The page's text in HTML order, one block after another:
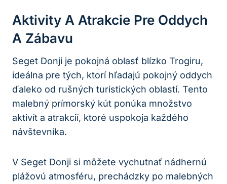
Aktivity A Atrakcie Pre Oddych
A Zábavu
Seget Donji je pokojná oblasť blízko Trogiru,
ideálna pre tých, ktorí hľadajú pokojný oddych
ďaleko od rušných turistických oblastí. Tento
malebný prímorský kút ponúka množstvo
aktivít a atrakcií, ktoré uspokoja každého
návštevníka.
V Seget Donji si môžete vychutnať nádhernú
plážovú atmosféru, prechádzky po malebných